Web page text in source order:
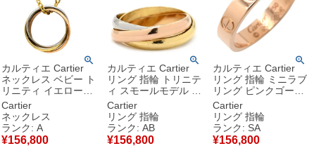
カルティエ Cartier
ネックレス ベビー ト
リニティ イエローゴ
ールド×ホワイトゴー
ルド×ピンクゴールド
スリーカラー Au750
18K 18金 B7006600
【中古】中古美品
Cartier
ネックレス
ランク: A
¥156,800
カルティエ Cartier
リング 指輪 トリニテ
ィ スモールモデル ホ
ワイトゴールド×イエ
ローゴールド×ピンク
ゴールド #48 Au750
18K 3連 3重 3カラー
8号 【中古】中古品
Cartier
リング 指輪
ランク: AB
¥156,800
カルティエ Cartier
リング 指輪 ミニラブ
リング ピンクゴール
ド #49(JP9) スモー
ルモデル LOVE Ring
750PG 9号
B4085200 【中古】
新品同様品
Cartier
リング 指輪
ランク: SA
¥156,800